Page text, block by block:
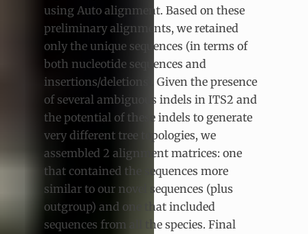
using Auto alignment. Based on these
preliminary alignments, we retained
only the unique sequences (in terms of
both nucleotide sequences and
insertions/deletions). Given the presence
of several ambiguous indels in ITS2 and
the potential of these indels to generate
very different tree topologies, we
assembled 2 alignment matrices: one
that contained the sequences more
similar to our novel sequences (plus
outgroup) and one that included
sequences from all the species. Final